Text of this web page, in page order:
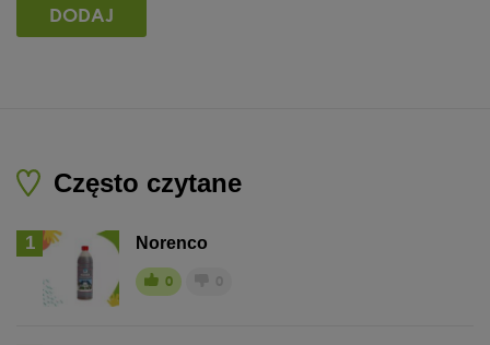
Często czytane
1 Norenco
0